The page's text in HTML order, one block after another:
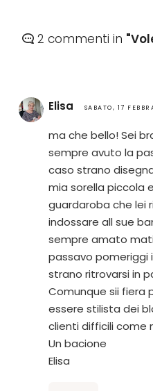
2 commenti in
Elisa SABATO, 17
ma che bello! Sei
sempre avuto la
caso strano
mia sorella piccola
guardaroba che lei
indossare all sue
sempre amato
passavo pomeriggi
strano ritrovarsi in
Comunque sii fiera
essere stilista dei
clienti difficili come
Un bacione
Elisa